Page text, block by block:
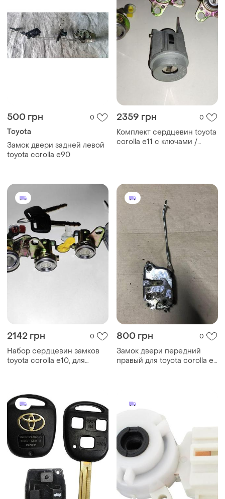
500 грн 0
Toyota
Замок двери задней левой
toyota corolla e90
2359 грн 0
Комплект сердцевин toyota
corolla e11 с ключами /
2142 грн 0
Набор сердцевин замков
toyota corolla e10, для
800 грн 0
Замок двери передний
правый для toyota corolla e-